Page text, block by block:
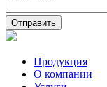
Отправить
Продукция
О компании